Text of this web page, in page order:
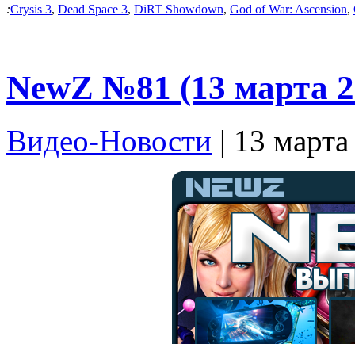
:Crysis 3, Dead Space 3, DiRT Showdown, God of War: Ascension,
NewZ №81 (13 марта
Видео-Новости | 13